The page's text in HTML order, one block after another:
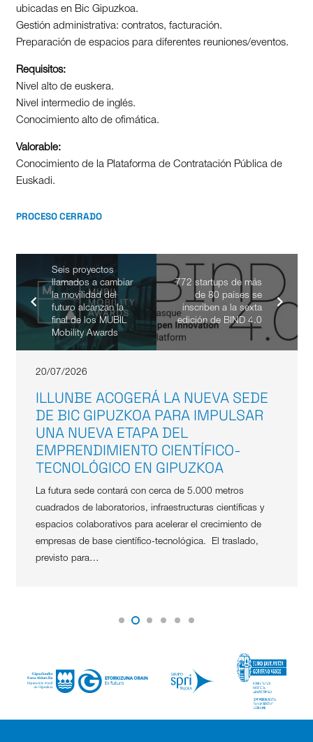
ubicadas en Bic Gipuzkoa.
Gestión administrativa: contratos, facturación.
Preparación de espacios para diferentes reuniones/eventos.
Requisitos:
Nivel alto de euskera.
Nivel intermedio de inglés.
Conocimiento alto de ofimática.
Valorable:
Conocimiento de la Plataforma de Contratación Pública de
Euskadi.
PROCESO CERRADO
Seis proyectos
llamados a cambiar
la movilidad del
futuro alcanzan la
final de los MUBIL
Mobility Awards
772 startups de más
de 80 países se
inscriben a la sexta
edición de BIND 4.0
20/07/2026
ILLUNBE ACOGERÁ LA NUEVA SEDE
DE BIC GIPUZKOA PARA IMPULSAR
UNA NUEVA ETAPA DEL
EMPRENDIMIENTO CIENTÍFICO-
TECNOLÓGICO EN GIPUZKOA
La futura sede contará con cerca de 5.000 metros
cuadrados de laboratorios, infraestructuras científicas y
espacios colaborativos para acelerar el crecimiento de
empresas de base científico-tecnológica. El traslado,
previsto para…